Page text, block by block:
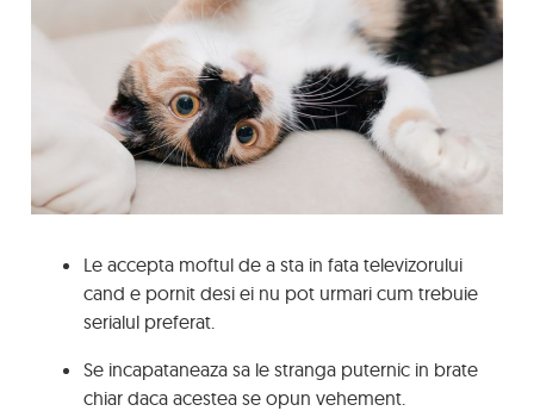
Le accepta moftul de a sta in fata televizorului
cand e pornit desi ei nu pot urmari cum trebuie
serialul preferat.
Se incapataneaza sa le stranga puternic in brate
chiar daca acestea se opun vehement.